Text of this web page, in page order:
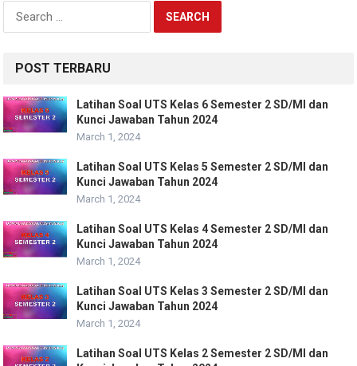
Search
for:
POST TERBARU
Latihan Soal UTS Kelas 6 Semester 2 SD/MI dan
Kunci Jawaban Tahun 2024
March 1, 2024
Latihan Soal UTS Kelas 5 Semester 2 SD/MI dan
Kunci Jawaban Tahun 2024
March 1, 2024
Latihan Soal UTS Kelas 4 Semester 2 SD/MI dan
Kunci Jawaban Tahun 2024
March 1, 2024
Latihan Soal UTS Kelas 3 Semester 2 SD/MI dan
Kunci Jawaban Tahun 2024
March 1, 2024
Latihan Soal UTS Kelas 2 Semester 2 SD/MI dan